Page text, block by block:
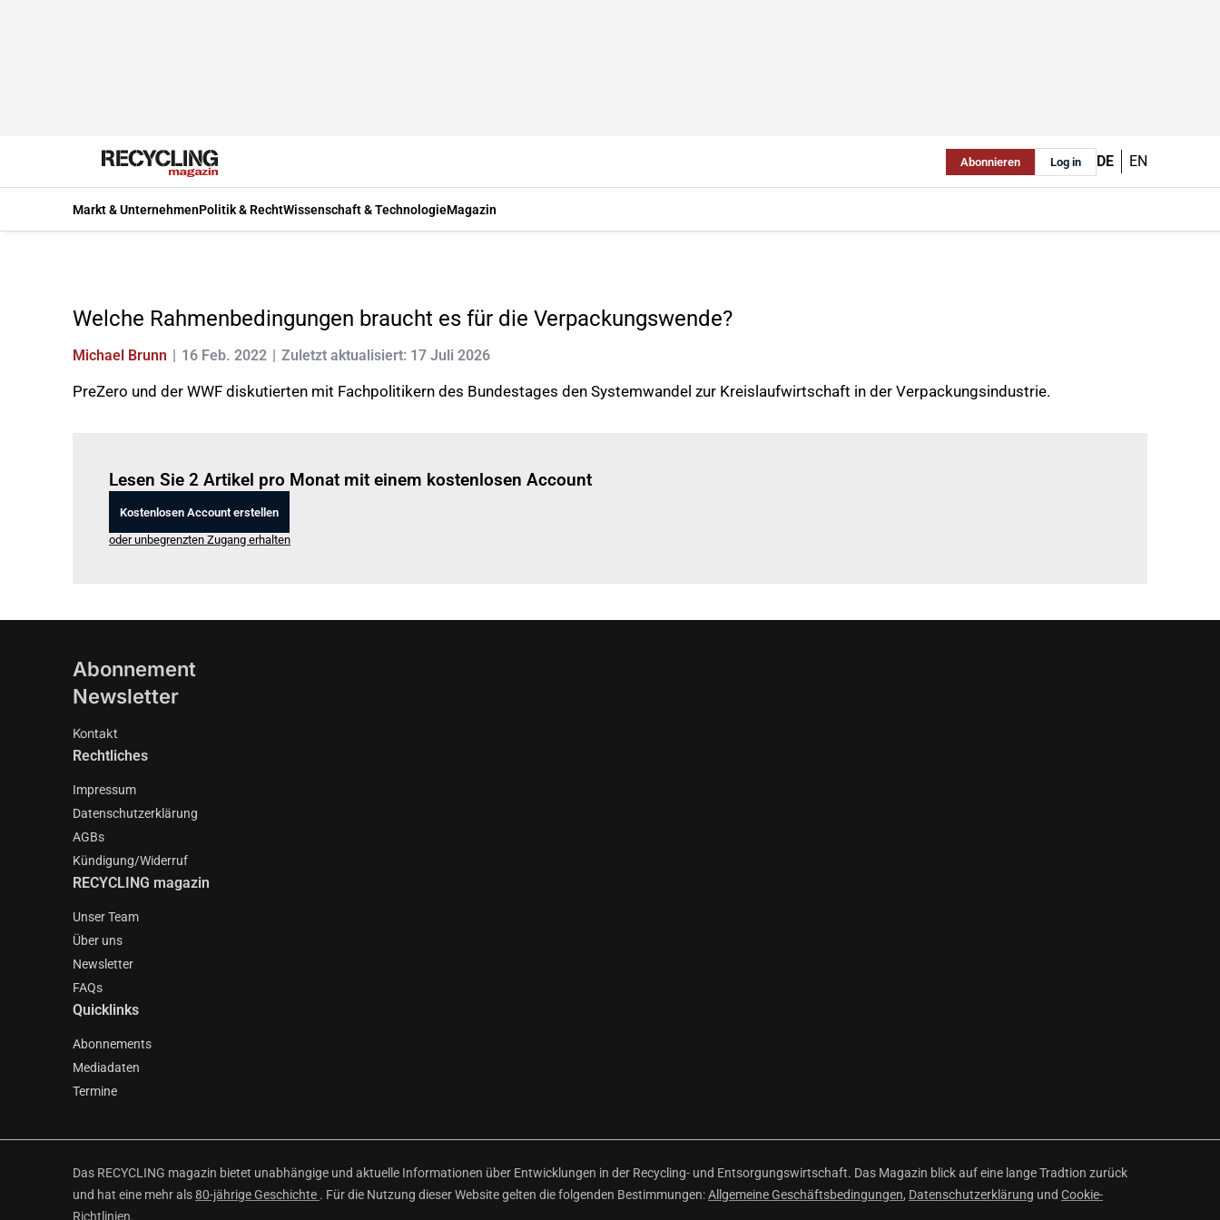
Abonnieren Log in DE EN
Markt & UnternehmenPolitik & RechtWissenschaft & TechnologieMagazin
Welche Rahmenbedingungen braucht es für die Verpackungswende?
Michael Brunn 16 Feb. 2022 Zuletzt aktualisiert: 17 Juli 2026
PreZero und der WWF diskutierten mit Fachpolitikern des Bundestages den Systemwandel zur Kreislaufwirtschaft in der Verpackungsindustrie.
Lesen Sie 2 Artikel pro Monat mit einem kostenlosen Account
Kostenlosen Account erstellen
oder unbegrenzten Zugang erhalten
Abonnement
Newsletter
Kontakt
Rechtliches
Impressum
Datenschutzerklärung
AGBs
Kündigung/Widerruf
RECYCLING magazin
Unser Team
Über uns
Newsletter
FAQs
Quicklinks
Abonnements
Mediadaten
Termine
Das RECYCLING magazin bietet unabhängige und aktuelle Informationen über Entwicklungen in der Recycling- und Entsorgungswirtschaft. Das Magazin blick auf eine lange Tradtion zurück
und hat eine mehr als80-jährige Geschichte . Für die Nutzung dieser Website gelten die folgenden Bestimmungen:Allgemeine Geschäftsbedingungen, Datenschutzerklärung und Cookie-
Richtlinien.